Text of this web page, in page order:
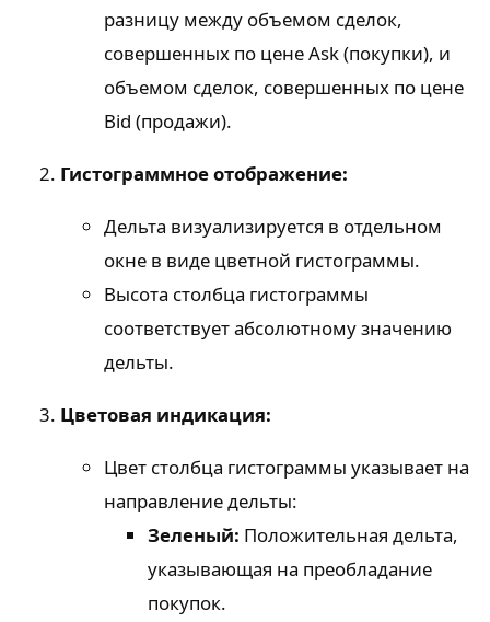
разницу между объемом сделок,
совершенных по цене Ask (покупки), и
объемом сделок, совершенных по цене
Bid (продажи).
Гистограммное отображение:
Дельта визуализируется в отдельном
окне в виде цветной гистограммы.
Высота столбца гистограммы
соответствует абсолютному значению
дельты.
Цветовая индикация:
Цвет столбца гистограммы указывает на
направление дельты:
Зеленый: Положительная дельта,
указывающая на преобладание
покупок.